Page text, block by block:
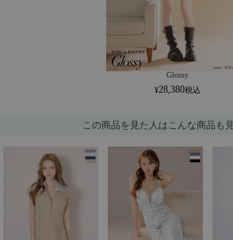
Glossy
28,380
この商品を見た人はこんな商品も